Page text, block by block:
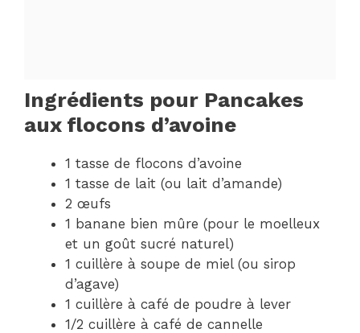
Ingrédients pour Pancakes
aux flocons d’avoine
1 tasse de flocons d’avoine
1 tasse de lait (ou lait d’amande)
2 œufs
1 banane bien mûre (pour le moelleux
et un goût sucré naturel)
1 cuillère à soupe de miel (ou sirop
d’agave)
1 cuillère à café de poudre à lever
1/2 cuillère à café de cannelle